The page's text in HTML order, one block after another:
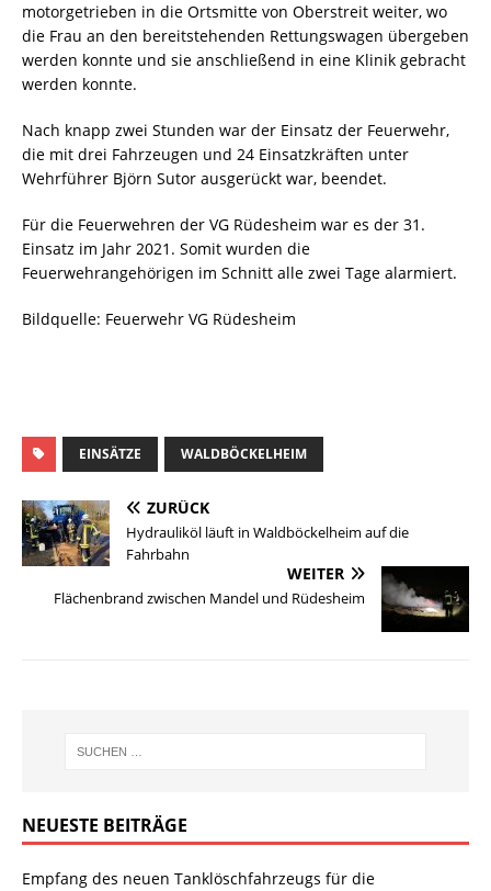
motorgetrieben in die Ortsmitte von Oberstreit weiter, wo
die Frau an den bereitstehenden Rettungswagen übergeben
werden konnte und sie anschließend in eine Klinik gebracht
werden konnte.
Nach knapp zwei Stunden war der Einsatz der Feuerwehr,
die mit drei Fahrzeugen und 24 Einsatzkräften unter
Wehrführer Björn Sutor ausgerückt war, beendet.
Für die Feuerwehren der VG Rüdesheim war es der 31.
Einsatz im Jahr 2021. Somit wurden die
Feuerwehrangehörigen im Schnitt alle zwei Tage alarmiert.
Bildquelle: Feuerwehr VG Rüdesheim
EINSÄTZE WALDBÖCKELHEIM
ZURÜCK
Hydrauliköl läuft in Waldböckelheim auf die
Fahrbahn
WEITER
Flächenbrand zwischen Mandel und Rüdesheim
NEUESTE BEITRÄGE
Empfang des neuen Tanklöschfahrzeugs für die